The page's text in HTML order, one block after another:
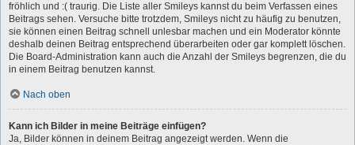
fröhlich und :( traurig. Die Liste aller Smileys kannst du beim Verfassen eines
Beitrags sehen. Versuche bitte trotzdem, Smileys nicht zu häufig zu benutzen,
sie können einen Beitrag schnell unlesbar machen und ein Moderator könnte
deshalb deinen Beitrag entsprechend überarbeiten oder gar komplett löschen.
Die Board-Administration kann auch die Anzahl der Smileys begrenzen, die du
in einem Beitrag benutzen kannst.
Nach oben
Kann ich Bilder in meine Beiträge einfügen?
Ja, Bilder können in deinem Beitrag angezeigt werden. Wenn die